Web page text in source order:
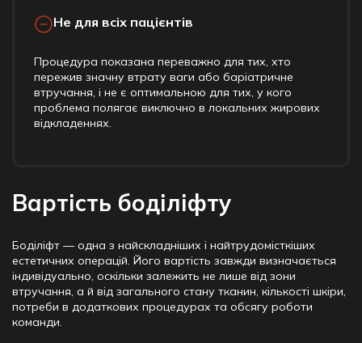
Не для всіх пацієнтів
Процедура показана переважно для тих, хто
пережив значну втрату ваги або баріатричне
втручання, і не є оптимальною для тих, у кого
проблема полягає виключно в локальних жирових
відкладеннях.
Вартість боділіфту
Боділіфт — одна з найскладніших і найтрудомісткіших
естетичних операцій. Його вартість завжди визначається
індивідуально, оскільки залежить не лише від зони
втручання, а й від загального стану тканин, кількості шкіри,
потреби в додаткових процедурах та обсягу роботи
команди.